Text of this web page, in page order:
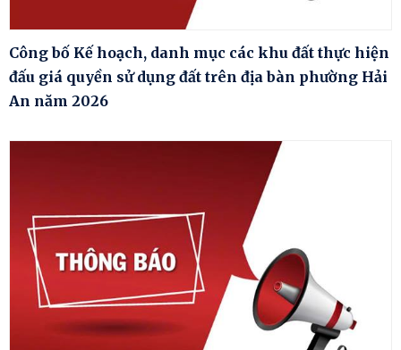
Công bố Kế hoạch, danh mục các khu đất thực hiện
đấu giá quyền sử dụng đất trên địa bàn phường Hải
An năm 2026